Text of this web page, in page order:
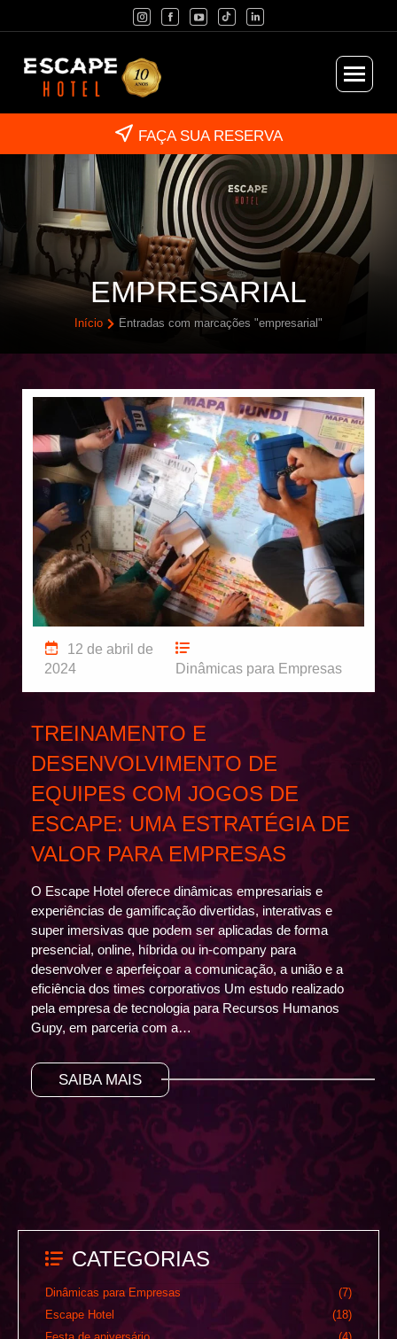
FAÇA SUA RESERVA
EMPRESARIAL
Você está aqui:
Início Entradas com marcações "empresarial"
Dinâmicas para Empresas
12 de abril de
2024
TREINAMENTO E
DESENVOLVIMENTO DE
EQUIPES COM JOGOS DE
ESCAPE: UMA ESTRATÉGIA DE
VALOR PARA EMPRESAS
O Escape Hotel oferece dinâmicas empresariais e
experiências de gamificação divertidas, interativas e
super imersivas que podem ser aplicadas de forma
presencial, online, híbrida ou in-company para
desenvolver e aperfeiçoar a comunicação, a união e a
eficiência dos times corporativos Um estudo realizado
pela empresa de tecnologia para Recursos Humanos
Gupy, em parceria com a…
SAIBA MAIS
CATEGORIAS
Dinâmicas para Empresas
(7)
Escape Hotel
(18)